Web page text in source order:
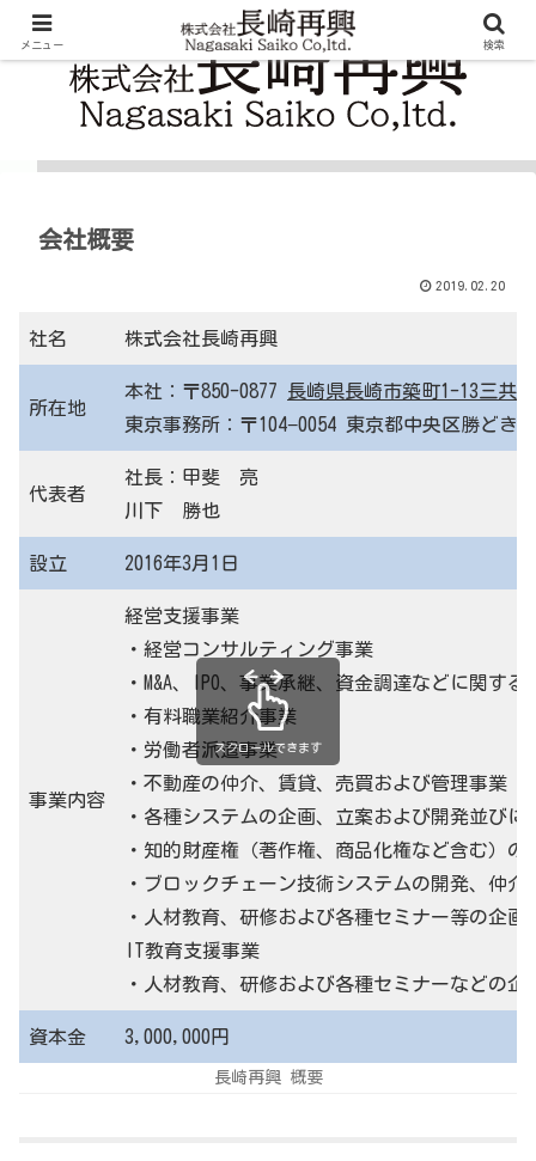
会社概要
2019.02.20
社名 株式会社長崎再興
所在地
本社：〒850-0877 長崎県長崎市築町1-13三共
東京事務所：〒104−0054 東京都中央区勝どき
代表者
社長：甲斐 亮
川下 勝也
設立 2016年3月1日
事業内容
経営支援事業
・経営コンサルティング事業
・M&A、IPO、事業承継、資金調達などに関する
・有料職業紹介事業
・労働者派遣事業
・不動産の仲介、賃貸、売買および管理事業
・各種システムの企画、立案および開発並び
・知的財産権（著作権、商品化権など含む）
・ブロックチェーン技術システムの開発、仲
・人材教育、研修および各種セミナー等の企画
IT教育支援事業
・人材教育、研修および各種セミナーなどの企
資本金 3,000,000円
スクロールできます
長崎再興 概要
メニュー 検索